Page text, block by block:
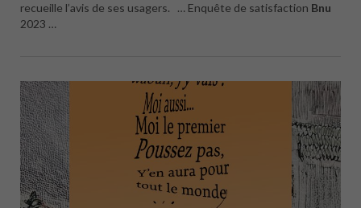
recueille l’avis de ses usagers. … Enquête de satisfaction Bnu
2023 …